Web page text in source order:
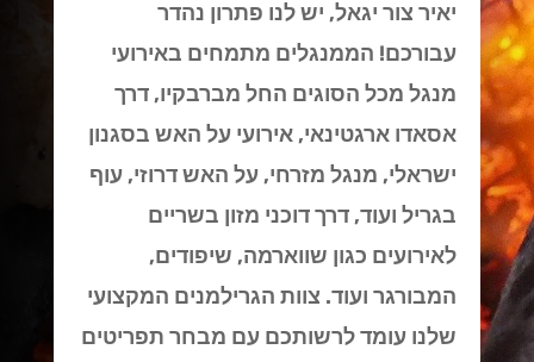
יאיר צור יגאל, יש לנו פתרון נהדר
עבורכם! הממנגלים מתמחים באירועי
מנגל מכל הסוגים החל מברבקיו, דרך
אסאדו ארגטינאי, אירועי על האש בסגנון
ישראלי, מנגל מזרחי, על האש דרוזי, עוף
בגריל ועוד, דרך דוכני מזון בשריים
לאירועים כגון שווארמה, שיפודים,
המבורגר ועוד. צוות הגרילמנים המקצועי
שלנו עומד לרשותכם עם מבחר תפריטים